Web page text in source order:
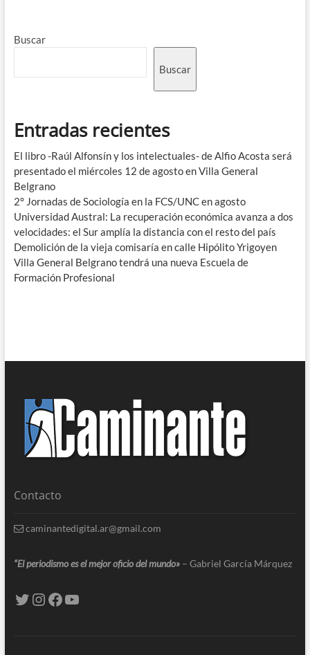
Buscar
Buscar
Entradas recientes
El libro -Raúl Alfonsín y los intelectuales- de Alfio Acosta será
presentado el miércoles 12 de agosto en Villa General
Belgrano
2° Jornadas de Sociología en la FCS/UNC en agosto
Universidad Austral: La recuperación económica avanza a dos
velocidades: el Sur amplía la distancia con el resto del país
Demolición de la vieja comisaría en calle Hipólito Yrigoyen
Villa General Belgrano tendrá una nueva Escuela de
Formación Profesional
Contacto
caminantedigital.ar@gmail.com
“El periodismo es el mejor oficio del mundo» – Gabriel García Márquez